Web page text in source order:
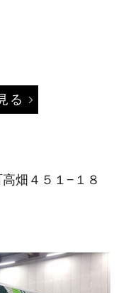
る
畑４５１−１８